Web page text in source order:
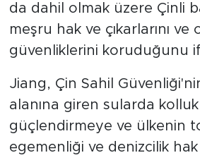
da dahil olmak üzere Çinli
meşru hak ve çıkarlarını ve
güvenliklerini koruduğunu
Jiang, Çin Sahil
alanına giren sularda
güçlendirmeye ve ülkenin
egemenliği ve denizcilik hak